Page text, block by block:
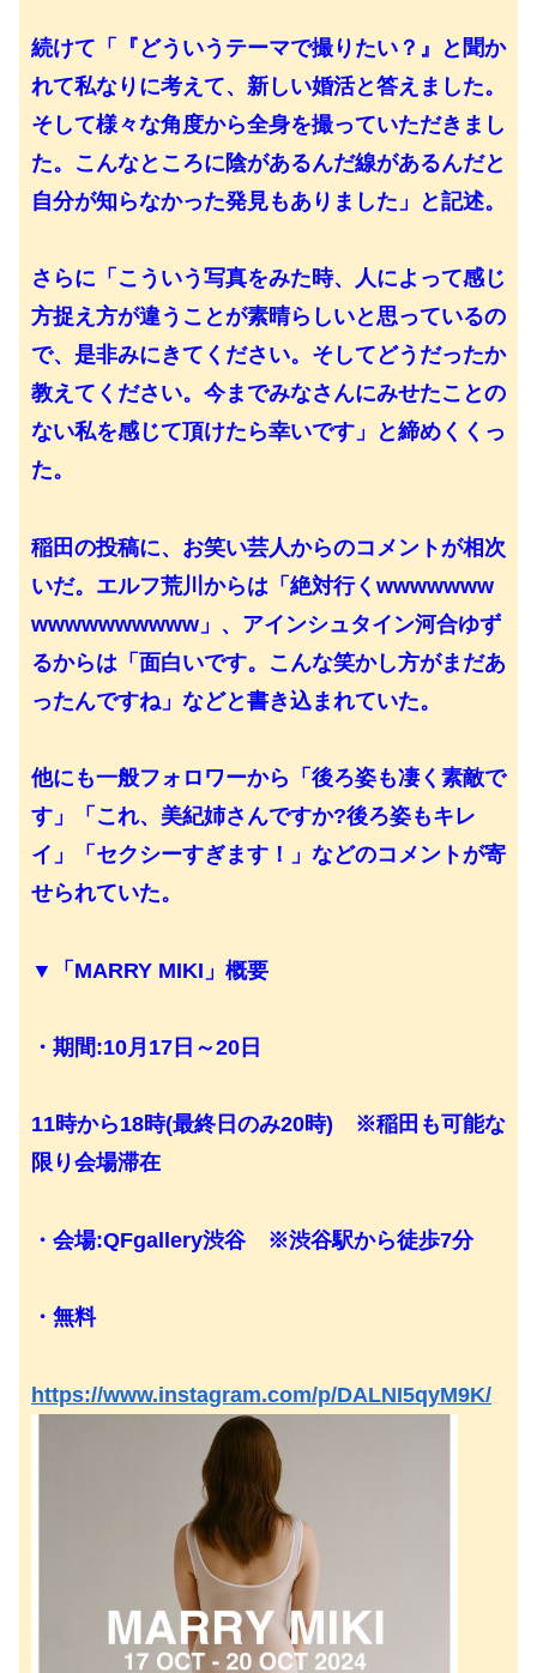
続けて「『どういうテーマで撮りたい？』と聞か
れて私なりに考えて、新しい婚活と答えました。
そして様々な角度から全身を撮っていただきまし
た。こんなところに陰があるんだ線があるんだと
自分が知らなかった発見もありました」と記述。
さらに「こういう写真をみた時、人によって感じ
方捉え方が違うことが素晴らしいと思っているの
で、是非みにきてください。そしてどうだったか
教えてください。今までみなさんにみせたことの
ない私を感じて頂けたら幸いです」と締めくくっ
た。
稲田の投稿に、お笑い芸人からのコメントが相次
いだ。エルフ荒川からは「絶対行くwwwwwww
wwwwwwwwww」、アインシュタイン河合ゆず
るからは「面白いです。こんな笑かし方がまだあ
ったんですね」などと書き込まれていた。
他にも一般フォロワーから「後ろ姿も凄く素敵で
す」「これ、美紀姉さんですか?後ろ姿もキレ
イ」「セクシーすぎます！」などのコメントが寄
せられていた。
▼「MARRY MIKI」概要
・期間:10月17日～20日
11時から18時(最終日のみ20時) ※稲田も可能な
限り会場滞在
・会場:QFgallery渋谷 ※渋谷駅から徒歩7分
・無料
https://www.instagram.com/p/DALNI5qyM9K/